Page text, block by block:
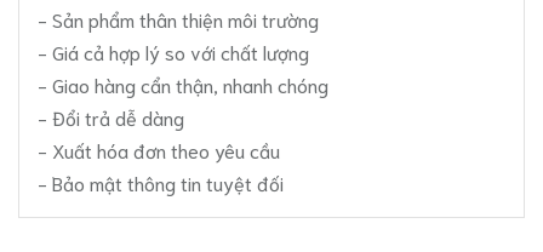
- Sản phẩm thân thiện môi trường
- Giá cả hợp lý so với chất lượng
- Giao hàng cẩn thận, nhanh chóng
- Đổi trả dễ dàng
- Xuất hóa đơn theo yêu cầu
- Bảo mật thông tin tuyệt đối